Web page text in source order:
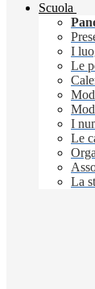
Scuola
I
Le
I
Le
La